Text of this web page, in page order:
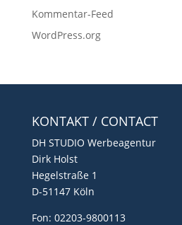
Kommentar-Feed
WordPress.org
KONTAKT / CONTACT
DH STUDIO Werbeagentur
Dirk Holst
Hegelstraße 1
D-51147 Köln
Fon: 02203-9800113